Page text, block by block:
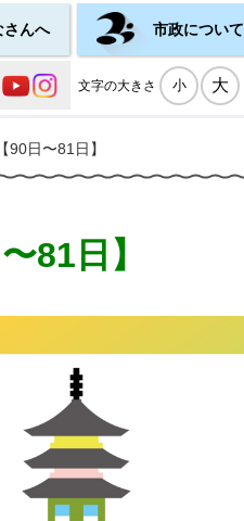
さんへ 市政について
文字の大きさ 小 大
日〜81日】
81日】